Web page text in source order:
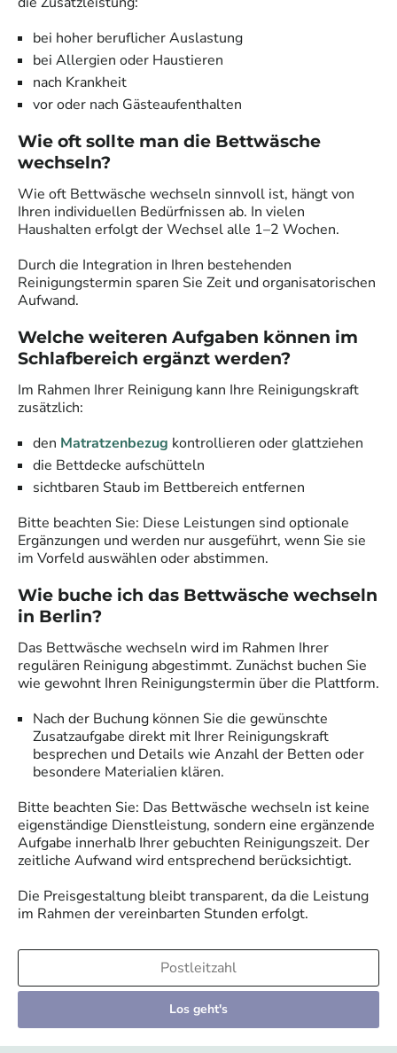
bei hoher beruflicher Auslastung
bei Allergien oder Haustieren
nach Krankheit
vor oder nach Gästeaufenthalten
Wie oft sollte man die Bettwäsche
wechseln?
Wie oft Bettwäsche wechseln sinnvoll ist, hängt von
Ihren individuellen Bedürfnissen ab. In vielen
Haushalten erfolgt der Wechsel alle 1–2 Wochen.
Durch die Integration in Ihren bestehenden
Reinigungstermin sparen Sie Zeit und organisatorischen
Aufwand.
Welche weiteren Aufgaben können im
Schlafbereich ergänzt werden?
Im Rahmen Ihrer Reinigung kann Ihre Reinigungskraft
zusätzlich:
den Matratzenbezug kontrollieren oder glattziehen
die Bettdecke aufschütteln
sichtbaren Staub im Bettbereich entfernen
Bitte beachten Sie: Diese Leistungen sind optionale
Ergänzungen und werden nur ausgeführt, wenn Sie sie
im Vorfeld auswählen oder abstimmen.
Wie buche ich das Bettwäsche wechseln
in Berlin?
Das Bettwäsche wechseln wird im Rahmen Ihrer
regulären Reinigung abgestimmt. Zunächst buchen Sie
wie gewohnt Ihren Reinigungstermin über die Plattform.
Nach der Buchung können Sie die gewünschte
Zusatzaufgabe direkt mit Ihrer Reinigungskraft
besprechen und Details wie Anzahl der Betten oder
besondere Materialien klären.
Bitte beachten Sie: Das Bettwäsche wechseln ist keine
eigenständige Dienstleistung, sondern eine ergänzende
Aufgabe innerhalb Ihrer gebuchten Reinigungszeit. Der
zeitliche Aufwand wird entsprechend berücksichtigt.
Die Preisgestaltung bleibt transparent, da die Leistung
im Rahmen der vereinbarten Stunden erfolgt.
Los geht's